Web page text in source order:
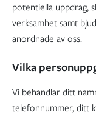
potentiella uppdrag,
verksamhet samt
anordnade av oss.
Vilka
Vi behandlar ditt
telefonnummer, ditt